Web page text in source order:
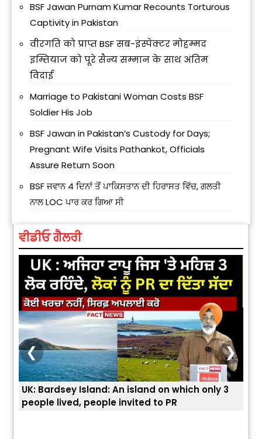
BSF Jawan Purnam Kumar Recounts Torturous
Captivity in Pakistan
वीरगति को प्राप्त BSF सब-इंस्पेक्टर मोहम्मद
इम्तियाज को पूरे सैन्य सम्मान के साथ अंतिम
विदाई
Marriage to Pakistani Woman Costs BSF
Soldier His Job
BSF Jawan in Pakistan’s Custody for Days;
Pregnant Wife Visits Pathankot, Officials
Assure Return Soon
BSF ਜਵਾਨ 4 ਦਿਨਾਂ ਤੋਂ ਪਾਕਿਸਤਾਨ ਦੀ ਹਿਰਾਸਤ ਵਿੱਚ, ਗਲਤੀ
ਨਾਲ LOC ਪਾਰ ਕਰ ਗਿਆ ਸੀ
ਵੀਡੀਓ ਗੈਲਰੀ
UK: Bardsey Island: An island on which only 3
people lived, people invited to PR
❮ ❯